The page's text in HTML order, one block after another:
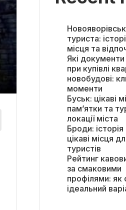
туриста:
місця та
Які документи
при купівлі
новобудові:
моменти
Буськ: цікаві
пам’ятки та
локації міста
Броди: історія
цікаві місця
туристів
Рейтинг
за смаковими
профілями: як
ідеальний